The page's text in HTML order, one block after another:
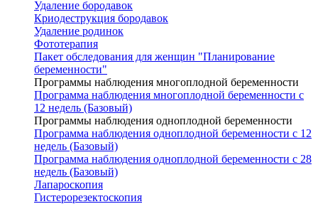
Удаление бородавок
Криодеструкция бородавок
Удаление родинок
Фототерапия
Пакет обследования для женщин "Планирование
беременности"
Программы наблюдения многоплодной беременности
Программа наблюдения многоплодной беременности с
12 недель (Базовый)
Программы наблюдения одноплодной беременности
Программа наблюдения одноплодной беременности с 12
недель (Базовый)
Программа наблюдения одноплодной беременности с 28
недель (Базовый)
Лапароскопия
Гистерорезектоскопия